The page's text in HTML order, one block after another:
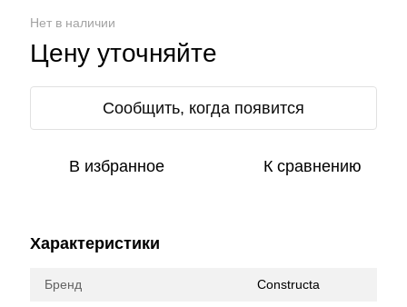
Нет в наличии
Цену уточняйте
Сообщить, когда появится
В избранное К сравнению
Характеристики
Бренд Constructa